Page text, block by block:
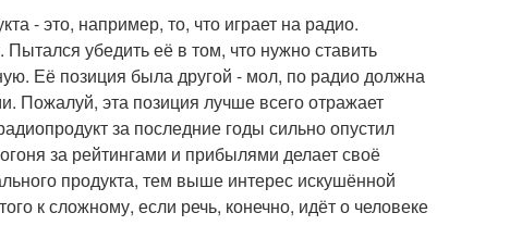
- это, например, то, что играет на радио.
убедить её в том, что нужно ставить
Её позиция была другой - мол, по радио должна
Пожалуй, эта позиция лучше всего отражает
за последние годы сильно опустил
за рейтингами и прибылями делает своё
продукта, тем выше интерес искушённой
к сложному, если речь, конечно, идёт о человеке